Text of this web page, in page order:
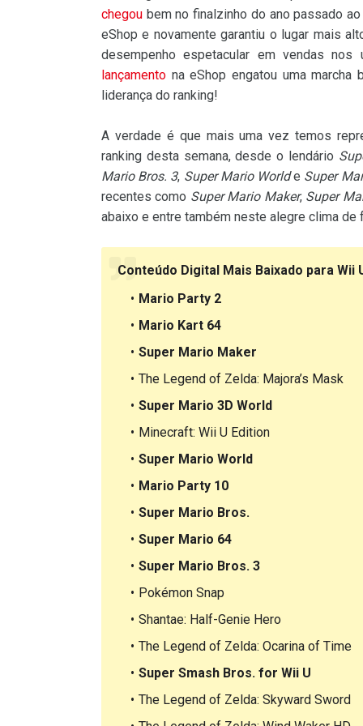
chegou bem no finalzinho do ano passado
eShop e novamente garantiu o lugar mais
desempenho espetacular em vendas
lançamento na eShop engatou uma
liderança do ranking!
A verdade é que mais uma vez temos
ranking desta semana, desde o lendário
Mario Bros. 3, Super Mario Worlde Super
recentes como Super Mario Maker, Super
abaixo e entre também neste alegre clima de
Conteúdo Digital Mais Baixado para Wii
Mario Party 2
Mario Kart 64
Super Mario Maker
The Legend of Zelda: Majora’s Mask
Super Mario 3D World
Minecraft: Wii U Edition
Super Mario World
Mario Party 10
Super Mario Bros.
Super Mario 64
Super Mario Bros. 3
Pokémon Snap
Shantae: Half-Genie Hero
The Legend of Zelda: Ocarina of Time
Super Smash Bros. for Wii U
The Legend of Zelda: Skyward Sword